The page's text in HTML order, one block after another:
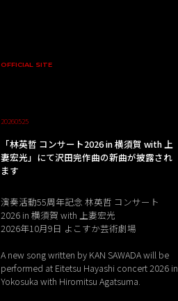
OFFICIAL SITE
20260525
「林英哲 コンサート2026 in 横須賀 with 上
妻宏光」にて沢田完作曲の新曲が披露され
ます
演奏活動55周年記念 林英哲 コンサート
2026 in 横須賀 with 上妻宏光
2026年10月9日 よこすか芸術劇場
A new song written by KAN SAWADA will be
performed at Eitetsu Hayashi concert 2026 in
Yokosuka with Hiromitsu Agatsuma.